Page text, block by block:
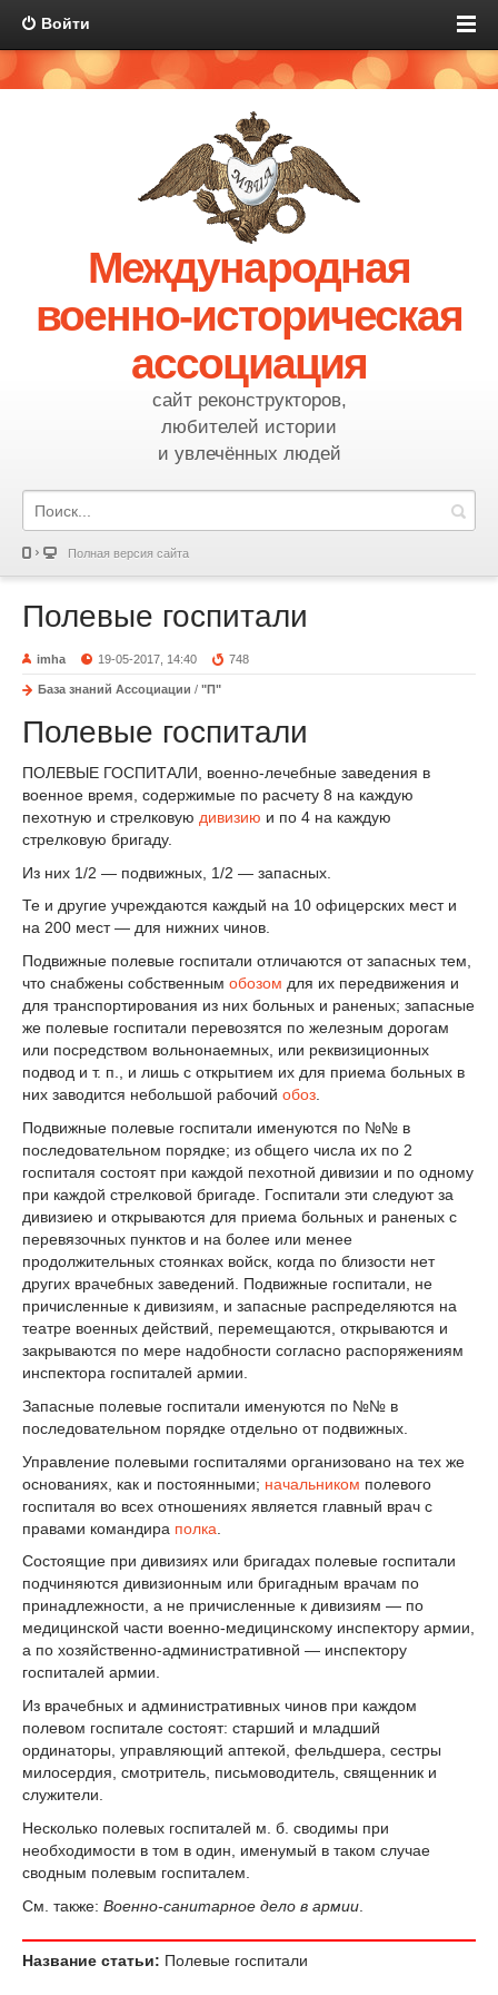
Войти
Международная
военно-историческая
ассоциация
сайт реконструкторов,
любителей истории
и увлечённых людей
Полная версия сайта
Полевые госпитали
imha 19-05-2017, 14:40 748
База знаний Ассоциации / "П"
Полевые госпитали
ПОЛЕВЫЕ ГОСПИТАЛИ, военно-лечебные заведения в
военное время, содержимые по расчету 8 на каждую
пехотную и стрелковую дивизию и по 4 на каждую
стрелковую бригаду.
Из них 1/2 — подвижных, 1/2 — запасных.
Те и другие учреждаются каждый на 10 офицерских мест и
на 200 мест — для нижних чинов.
Подвижные полевые госпитали отличаются от запасных тем,
что снабжены собственным обозом для их передвижения и
для транспортирования из них больных и раненых; запасные
же полевые госпитали перевозятся по железным дорогам
или посредством вольнонаемных, или реквизиционных
подвод и т. п., и лишь с открытием их для приема больных в
них заводится небольшой рабочий обоз
Подвижные полевые госпитали именуются по №№ в
последовательном порядке; из общего числа их по 2
госпиталя состоят при каждой пехотной дивизии и по одному
при каждой стрелковой бригаде. Госпитали эти следуют за
дивизиею и открываются для приема больных и раненых с
перевязочных пунктов и на более или менее
продолжительных стоянках войск, когда по близости нет
других врачебных заведений. Подвижные госпитали, не
причисленные к дивизиям, и запасные распределяются на
театре военных действий, перемещаются, открываются и
закрываются по мере надобности согласно распоряжениям
инспектора госпиталей армии.
Запасные полевые госпитали именуются по №№ в
последовательном порядке отдельно от подвижных.
Управление полевыми госпиталями организовано на тех же
основаниях, как и постоянными; начальником полевого
госпиталя во всех отношениях является главный врач с
правами командира полка
Состоящие при дивизиях или бригадах полевые госпитали
подчиняются дивизионным или бригадным врачам по
принадлежности, а не причисленные к дивизиям — по
медицинской части военно-медицинскому инспектору армии,
а по хозяйственно-административной — инспектору
госпиталей армии.
Из врачебных и административных чинов при каждом
полевом госпитале состоят: старший и младший
ординаторы, управляющий аптекой, фельдшера, сестры
милосердия, смотритель, письмоводитель, священник и
служители.
Несколько полевых госпиталей м. б. сводимы при
необходимости в том в один, именумый в таком случае
сводным полевым госпиталем.
См. также: Военно-санитарное дело в армии
Название статьи: Полевые госпитали